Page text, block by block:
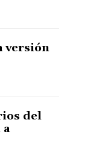
versión
del
a